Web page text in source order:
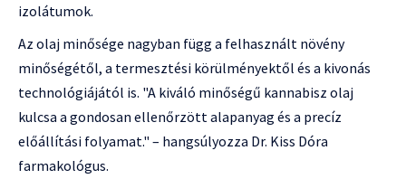
izolátumok.
Az olaj minősége nagyban függ a felhasznált növény
minőségétől, a termesztési körülményektől és a kivonás
technológiájától is. "A kiváló minőségű kannabisz olaj
kulcsa a gondosan ellenőrzött alapanyag és a precíz
előállítási folyamat." – hangsúlyozza Dr. Kiss Dóra
farmakológus.